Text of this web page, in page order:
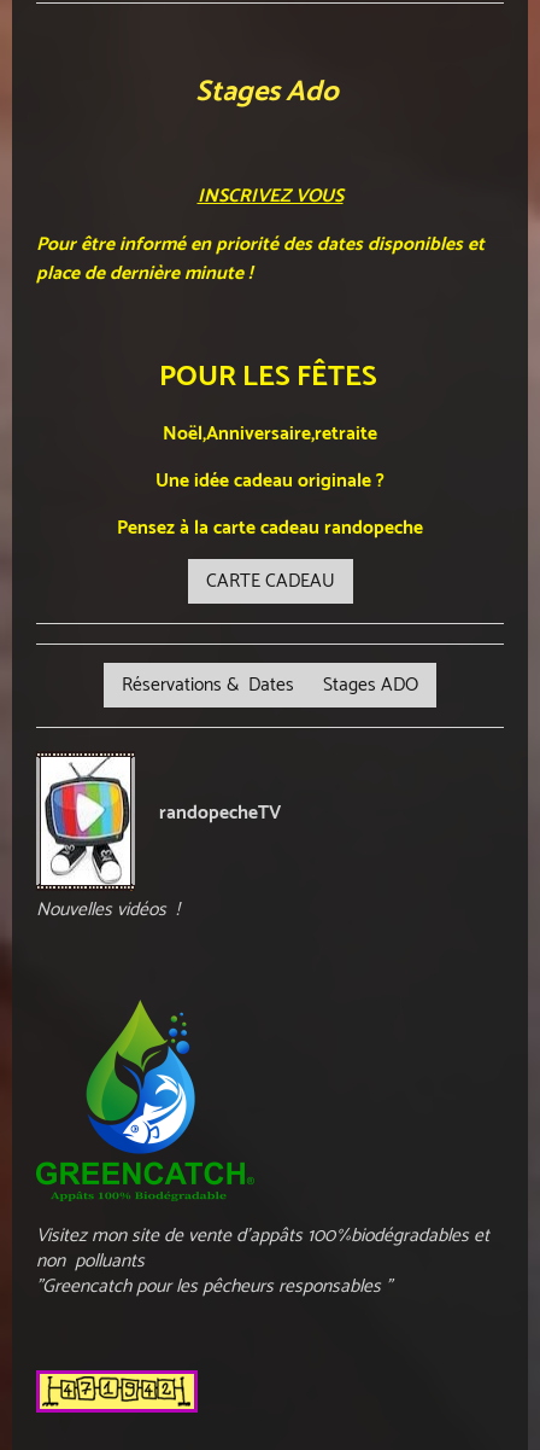
Stages Ado
INSCRIVEZ VOUS
Pour être informé en priorité des dates disponibles et
place de dernière minute !
POUR LES FÊTES
Noël,Anniversaire,retraite
Une idée cadeau originale ?
Pensez à la carte cadeau randopeche
CARTE CADEAU
Réservations & Dates Stages ADO
randopecheTV
Nouvelles vidéos !
Visitez mon site de vente d'appâts 100%biodégradables et
non polluants
"Greencatch pour les pêcheurs responsables "